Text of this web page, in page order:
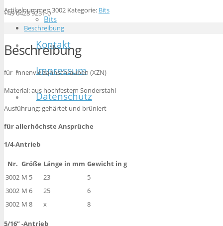
+49 6428 9231-0
Bits
Kontakt
Impressum
Datenschutz
Artikelnummer:3002 Kategorie: Bits
Beschreibung
Beschreibung
für Innenvielzahnschrauben (XZN)
Material: aus hochfestem Sonderstahl
Ausführung: gehärtet und brüniert
für allerhöchste Ansprüche
1/4-Antrieb
Nr. Größe Länge in mm Gewicht in g
3002 M 5 23
5
3002 M 6 25
6
3002 M 8 x 8
5/16”-Antrieb